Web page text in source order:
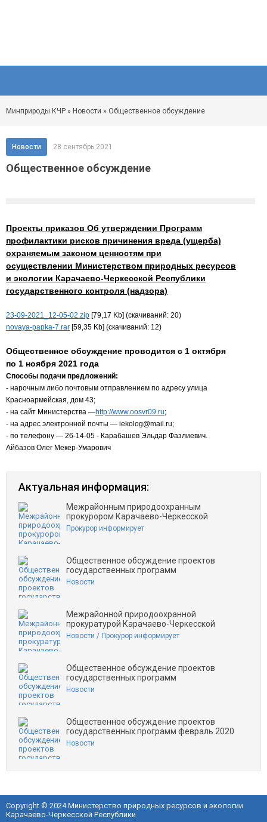
Минприроды КЧР » Новости » Общественное обсуждение
Новости 28 сентябрь 2021
Общественное обсуждение
Проекты приказов Об утверждении Программ
профилактики рисков причинения вреда (ущерба)
охраняемым законом ценностям при
осуществлении Министерством природных ресурсов
и экологии Карачаево-Черкесской Республики
государственного контроля (надзора)
23-09-2021_12-05-02.zip [79,17 Kb] (cкачиваний: 20)
novaya-papka-7.rar [59,35 Kb] (cкачиваний: 12)
Общественное обсуждение проводится с 1 октября
по 1 ноября 2021 года
Способы подачи предложений:
- нарочным либо почтовым отправлением по адресу улица
Красноармейская, дом 43;
- на сайт Министерства —http://www.oosvr09.ru;
- на адрес электронной почты — iekolog@mail.ru;
- по телефону — 26-14-05 - Карабашев Эльдар Фазлиевич.
Айбазов Олег Мекер-Умарович
Актуальная информация:
Межрайонным природоохранным
прокурором Карачаево-Черкесской
Прокурор информирует
Общественное обсуждение проектов
государственных программ
Новости
Межрайонной природоохранной
прокуратурой Карачаево-Черкесской
Новости / Прокурор информирует
Общественное обсуждение проектов
государственных программ
Новости
Общественное обсуждение проектов
государственных программ февраль 2020
Новости
Copyright © 2024 Министерство природных ресурсов и экологии
Карачаево-Черкесской Республики